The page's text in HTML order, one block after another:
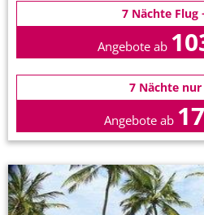
7 Nächte Flug
Angebote ab
7 Nächte
Angebote ab